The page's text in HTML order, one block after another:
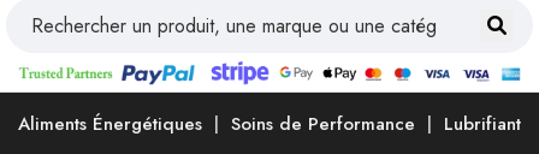
Aliments Énergétiques Soins de Performance Lubrifiants